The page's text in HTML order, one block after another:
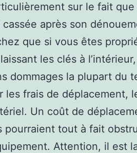
sur le fait
cassée après son
que si vous êtes
les clés à
dommages la plupart du
les frais de déplacement,
Un coût de
pourraient tout à fait
Attention, il est